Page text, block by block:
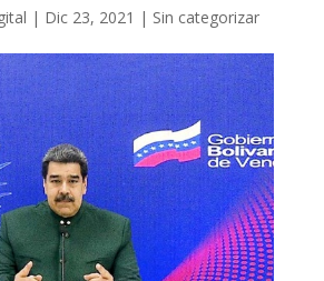
| Dic 23, 2021 | Sin categorizar